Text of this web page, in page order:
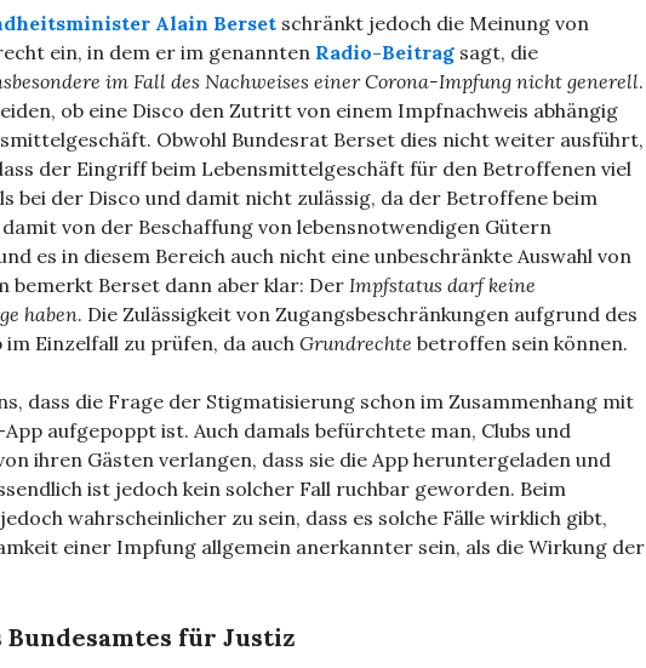
Alain Berset schränkt jedoch die Meinung von
ein, in dem er im genannten Radio-Beitrag sagt, die
im Fall des Nachweises einer Corona-Impfung nicht generell.
ob eine Disco den Zutritt von einem Impfnachweis abhängig
Obwohl Bundesrat Berset dies nicht weiter ausführt,
der Eingriff beim Lebensmittelgeschäft für den Betroffenen viel
bei der Disco und damit nicht zulässig, da der Betroffene beim
von der Beschaffung von lebensnotwendigen Gütern
es in diesem Bereich auch nicht eine unbeschränkte Auswahl von
bemerkt Berset dann aber klar: Der Impfstatus darf keine
haben. Die Zulässigkeit von Zugangsbeschränkungen aufgrund des
Einzelfall zu prüfen, da auch Grundrechte betroffen sein können.
dass die Frage der Stigmatisierung schon im Zusammenhang mit
aufgepoppt ist. Auch damals befürchtete man, Clubs und
ihren Gästen verlangen, dass sie die App heruntergeladen und
ist jedoch kein solcher Fall ruchbar geworden. Beim
wahrscheinlicher zu sein, dass es solche Fälle wirklich gibt,
einer Impfung allgemein anerkannter sein, als die Wirkung der
für Justiz